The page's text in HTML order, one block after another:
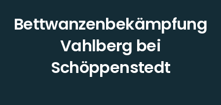
Bettwanzenbekämpfung
Vahlberg bei
Schöppenstedt